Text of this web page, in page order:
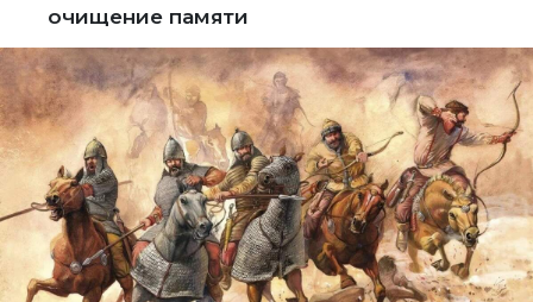
очищение памяти